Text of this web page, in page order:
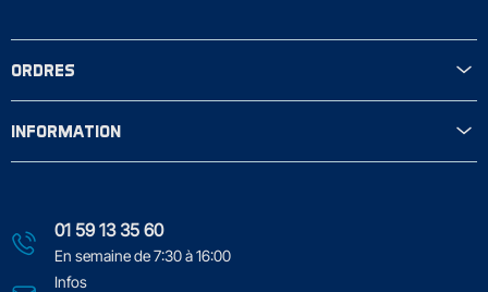
01 59 13 35 60
En semaine de 7:30 à 16:00
Infos
ORDRES
INFORMATION